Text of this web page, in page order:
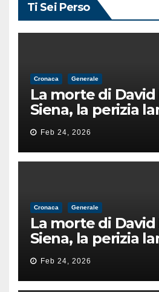
Ti Sei Perso
Cronaca Generale
La morte di David
Siena, la perizia
di
male
Feb 24, 2026
Cronaca Generale
La morte di David
Siena, la perizia
di
male
Feb 24, 2026